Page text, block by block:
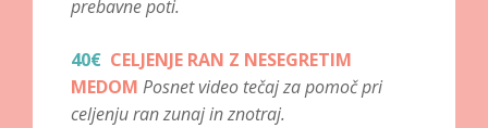
prebavne poti.
40€ CELJENJE RAN Z NESEGRETIM
MEDOM Posnet video tečaj za pomoč pri
celjenju ran zunaj in znotraj.